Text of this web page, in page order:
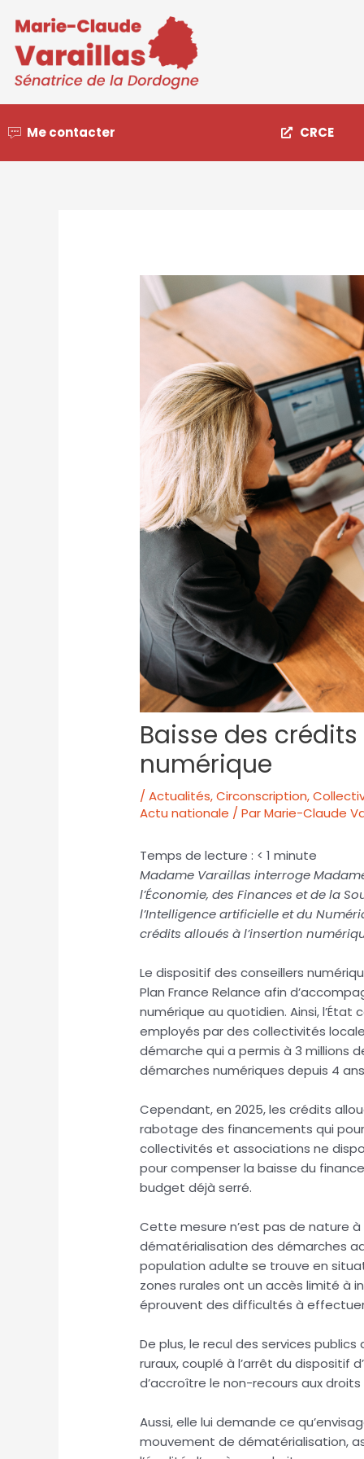
Me contacter CRCE
Baisse des
numérique
/Actualités,Circonscription,
Actu nationale / ParMarie-Claude
Temps de lecture : < 1 minute
Madame Varaillas interrogeM
l’Économie, des Finances et de la
l’Intelligence artificielle et du
crédits alloués à l’insertion
Le dispositif des conseillers
Plan France Relance afin
numérique au quotidien. Ainsi,
employés par des collectivités
démarche qui a permis à 3 millions
démarches numériques depuis 4
Cependant, en 2025, les crédits
rabotage des financements qui
collectivités et associations ne
pour compenser la baisse du
budget déjà serré.
Cette mesure n’est pas de nature
dématérialisation des démarches
population adulte se trouve en
zones rurales ont un accès limité à
éprouvent des difficultés à
De plus, le recul des services
ruraux, couplé à l’arrêt du dispositif
d’accroître le non-recours aux
Aussi, elle lui demande ce
mouvement de dématérialisation,